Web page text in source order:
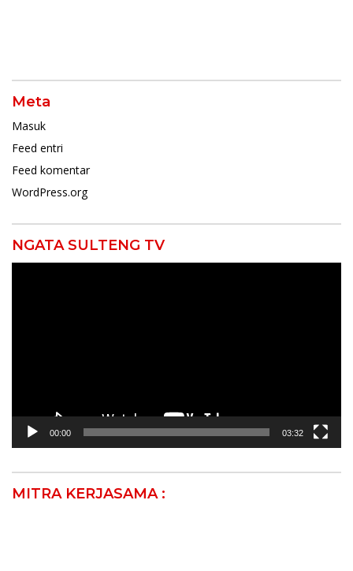
Meta
Masuk
Feed entri
Feed komentar
WordPress.org
NGATA SULTENG TV
00:00 03:32
MITRA KERJASAMA :